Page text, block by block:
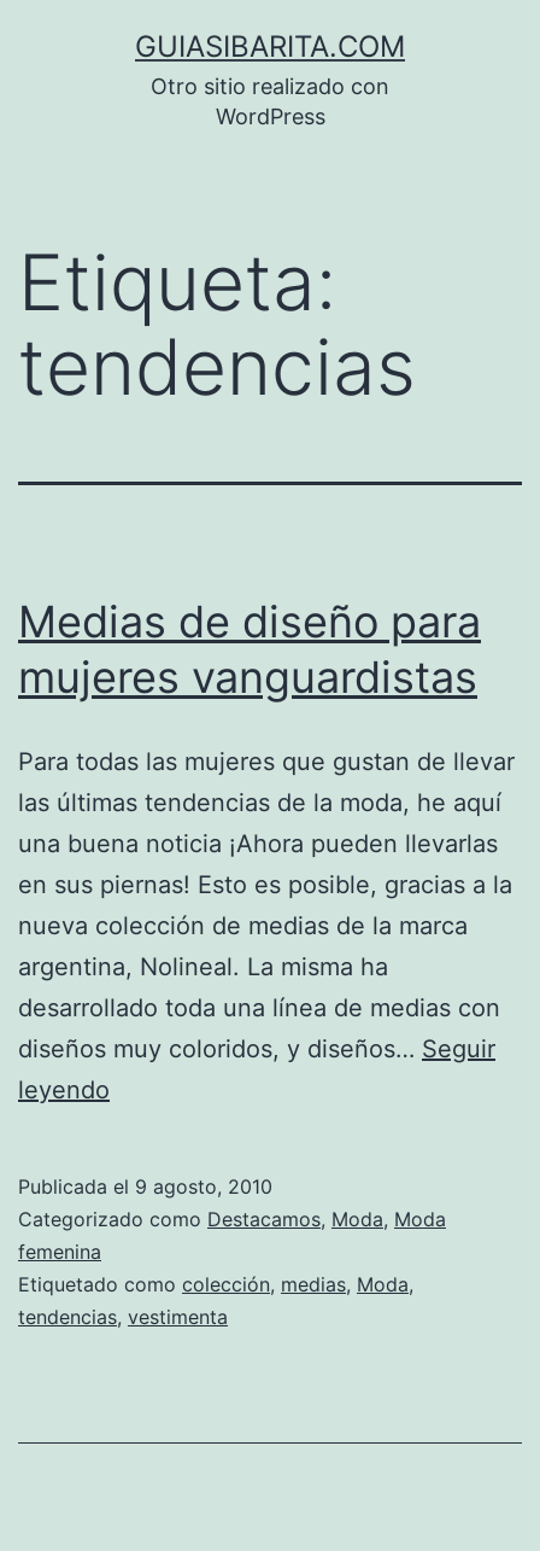
GUIASIBARITA.COM
Otro sitio realizado con
WordPress
Etiqueta:
tendencias
Medias de diseño para
mujeres vanguardistas
Para todas las mujeres que gustan de llevar
las últimas tendencias de la moda, he aquí
una buena noticia ¡Ahora pueden llevarlas
en sus piernas! Esto es posible, gracias a la
nueva colección de medias de la marca
argentina, Nolineal. La misma ha
desarrollado toda una línea de medias con
diseños muy coloridos, y diseños… Seguir
leyendo
para
vanguardistas
Publicada el 9 agosto, 2010
Categorizado como Destacamos, Moda, Moda
femenina
Etiquetado como colección, medias, Moda,
tendencias, vestimenta